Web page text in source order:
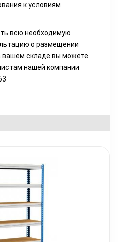
к условиям
всю необходимую
о размещении
складе вы можете
нашей компании